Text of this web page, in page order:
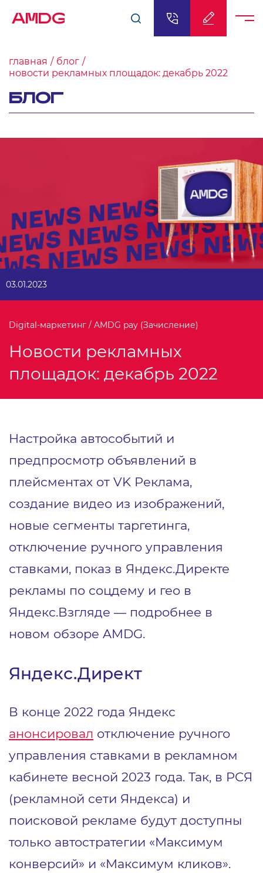
AMDG
главная
блог
новости рекламных площадок: декабрь 2022
БЛОГ
03.01.2023
Digital-маркетинг / AMDG pay (Зачисление)
Новости рекламных
площадок: декабрь 2022
Настройка автособытий и
предпросмотр объявлений в
плейсментах от VK Реклама,
создание видео из изображений,
новые сегменты таргетинга,
отключение ручного управления
ставками, показ в Яндекс.Директе
рекламы по соцдему и гео в
Яндекс.Взгляде ― подробнее в
новом обзоре AMDG.
Яндекс.Директ
В конце 2022 года Яндекс
анонсировал отключение ручного
управления ставками в рекламном
кабинете весной 2023 года. Так, в РСЯ
(рекламной сети Яндекса) и
поисковой рекламе будут доступны
только автостратегии «Максимум
конверсий» и «Максимум кликов».